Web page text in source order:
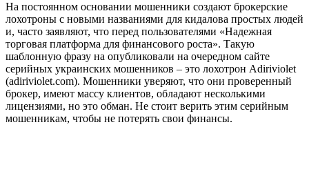
На постоянном основании мошенники создают брокерские
лохотроны с новыми названиями для кидалова простых людей
и, часто заявляют, что перед пользователями «Надежная
торговая платформа для финансового роста». Такую
шаблонную фразу на опубликовали на очередном сайте
серийных украинских мошенников – это лохотрон Adiriviolet
(adiriviolet.com). Мошенники уверяют, что они проверенный
брокер, имеют массу клиентов, обладают несколькими
лицензиями, но это обман. Не стоит верить этим серийным
мошенникам, чтобы не потерять свои финансы.